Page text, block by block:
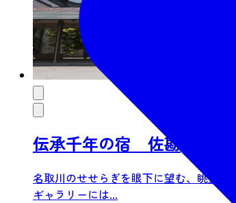
伝承千年の宿 佐勘
名取川のせせらぎを眼下に望む、眺望
ギャラリーには...